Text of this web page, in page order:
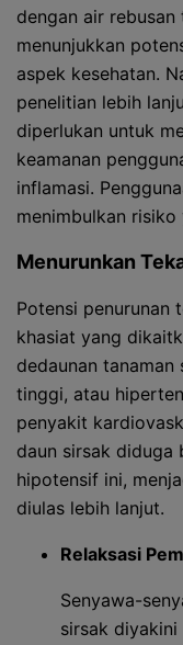
dengan air rebusan
menunjukkan
aspek kesehatan.
penelitian lebih
diperlukan untuk
keamanan
inflamasi.
menimbulkan
Menurunkan
Potensi penurunan
khasiat yang
dedaunan tanaman
tinggi, atau
penyakit
daun sirsak diduga
hipotensif ini,
diulas lebih lanjut.
Relaksasi
Senyawa-
sirsak